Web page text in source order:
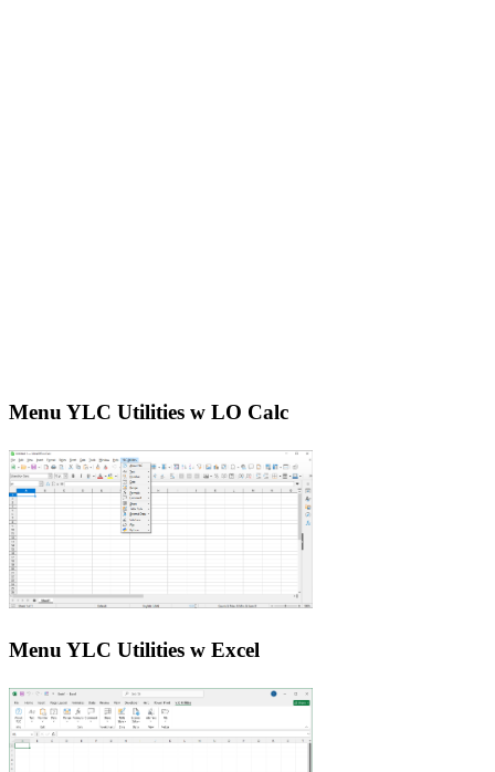
Menu YLC Utilities w LO Calc
Menu YLC Utilities w Excel